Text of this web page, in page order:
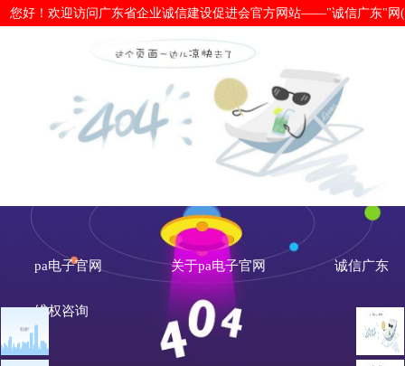
您好！欢迎访问广东省企业诚信建设促进会官方网站——"诚信广东"网
国务院：鼓励保险机构开展国内贸
pa电子官网 关于pa电子官网 诚信广东
维权咨询
文章点击排行 诚信新闻